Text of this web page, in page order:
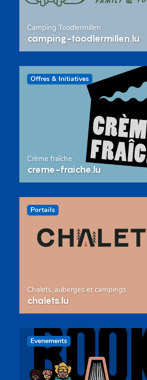
Camping Toodlermillen
camping-toodlermillen.lu
Offres & Initiatives
Crème fraîche
creme-fraiche.lu
Portails
Chalets, auberges et campings
chalets.lu
Evenements